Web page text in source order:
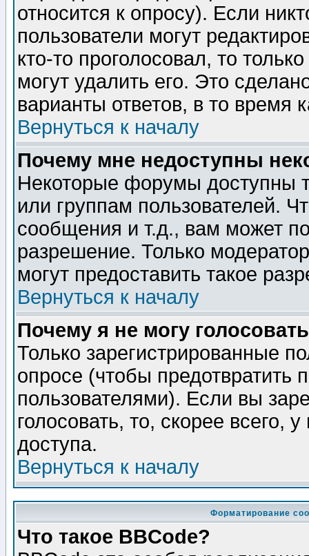
относится к опросу). Если
пользователи могут
кто-то проголосовал, то
могут удалить его. Это
варианты ответов, в то время
Вернуться к началу
Почему мне недоступны
Некоторые форумы доступны
или группам пользователей.
сообщения и т.д., вам может
разрешение. Только
могут предоставить такое
Вернуться к началу
Почему я не могу
Только зарегистрированные
опросе (чтобы предотвратить
пользователями). Если вы
голосовать, то, скорее всего,
доступа.
Вернуться к началу
Форматирование
Что такое BBCode?